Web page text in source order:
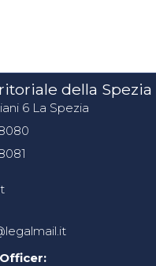
della Spezia
6 La Spezia